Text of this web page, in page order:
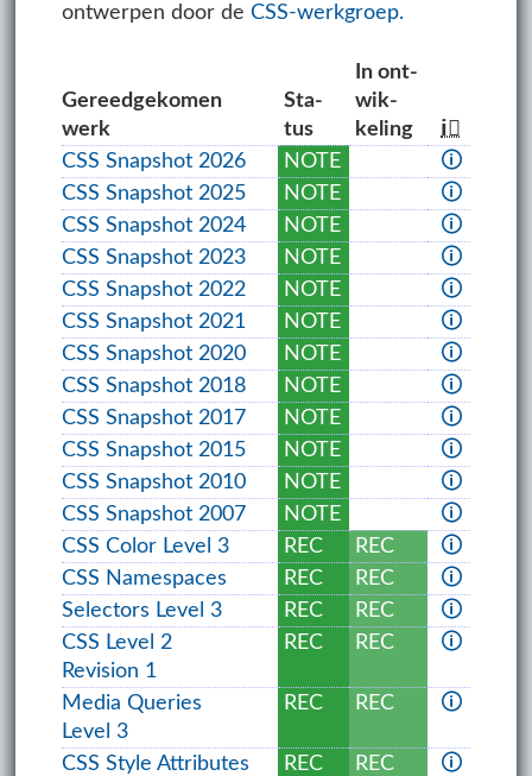
ontwerpen door de CSS-werkgroep.
Ge­reed­ge­komen
werk
Sta­
tus
In ont­
wik­
ke­ling
ℹ⃝
CSS Snapshot 2026
NOTE
🛈
CSS Snapshot 2025
NOTE
🛈
CSS Snapshot 2024
NOTE
🛈
CSS Snapshot 2023
NOTE
🛈
CSS Snapshot 2022
NOTE
🛈
CSS Snapshot 2021
NOTE
🛈
CSS Snapshot 2020
NOTE
🛈
CSS Snapshot 2018
NOTE
🛈
CSS Snapshot 2017
NOTE
🛈
CSS Snapshot 2015
NOTE
🛈
CSS Snapshot 2010
NOTE
🛈
CSS Snapshot 2007
NOTE
🛈
CSS Color Level 3
REC REC
🛈
CSS Namespaces
REC REC
🛈
Selectors Level 3
REC REC
🛈
CSS Level 2
Revision 1
REC REC 🛈
Media Queries
Level 3
REC REC 🛈
CSS Style Attributes REC REC
🛈